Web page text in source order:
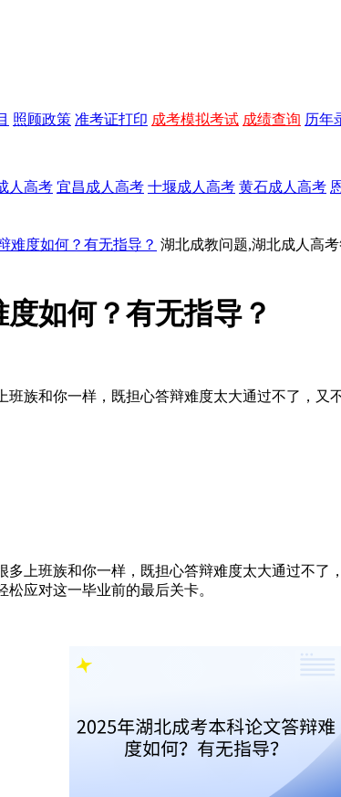
照顾政策 准考证打印 成考模拟考试 成绩查询 历年
人高考 宜昌成人高考 十堰成人高考 黄石成人高考
难度如何？有无指导？ 湖北成教问题,湖北成人高
如何？有无指导？
族和你一样，既担心答辩难度太大通过不了，
班族和你一样，既担心答辩难度太大通过不了
应对这一毕业前的最后关卡。